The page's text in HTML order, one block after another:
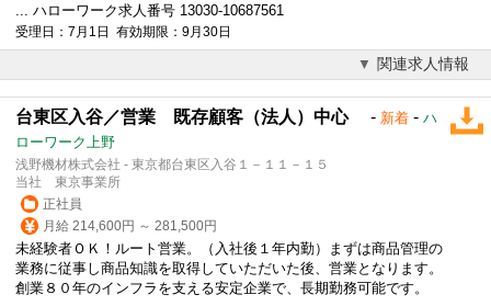
... ハローワーク求人番号 13030-10687561
受理日：7月1日 有効期限：9月30日
関連求人情報
台東区入谷／営業 既存顧客（法人）中心 - 新着 - ハ
ローワーク上野
浅野機材株式会社 - 東京都台東区入谷１－１１－１５
当社 東京事業所
正社員
月給 214,600円 ～ 281,500円
未経験者ＯＫ！ルート営業。（入社後１年内勤）まずは商品管理の
業務に従事し商品知識を取得していただいた後、営業となります。
創業８０年のインフラを支える安定企業で、長期勤務可能です。